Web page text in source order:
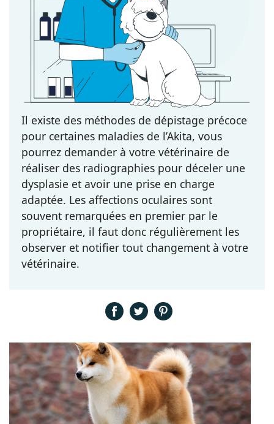
Il existe des méthodes de dépistage précoce
pour certaines maladies de l’Akita, vous
pourrez demander à votre vétérinaire de
réaliser des radiographies pour déceler une
dysplasie et avoir une prise en charge
adaptée. Les affections oculaires sont
souvent remarquées en premier par le
propriétaire, il faut donc régulièrement les
observer et notifier tout changement à votre
vétérinaire.